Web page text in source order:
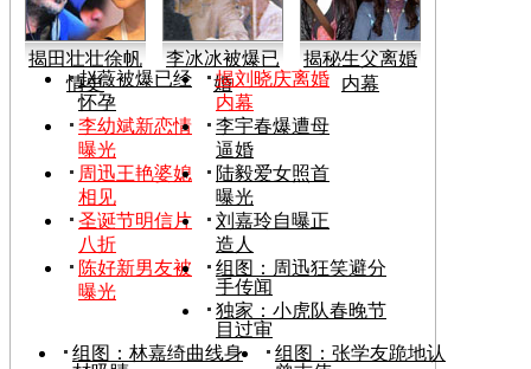
揭田壮壮徐帆
情史
李冰冰被爆已
婚
揭秘生父离婚
内幕
赵薇被爆已经
怀孕
揭刘晓庆离婚
内幕
李幼斌新恋情
曝光
李宇春爆遭母
逼婚
周迅王艳婆媳
相见
陆毅爱女照首
曝光
圣诞节明信片
八折
刘嘉玲自曝正
造人
陈好新男友被
曝光
组图：周迅狂笑避分
手传闻
独家：小虎队春晚节
目过审
组图：林嘉绮曲线身
组图：张学友跪地认